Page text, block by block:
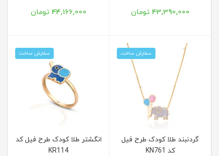
43,390,000 تومان 44,166,000 تومان
سفارش ساخت
گردنبند طلا کودک طرح فیل
کد KN761
سفارش ساخت
انگشتر طلا کودک طرح فیل کد
KR114